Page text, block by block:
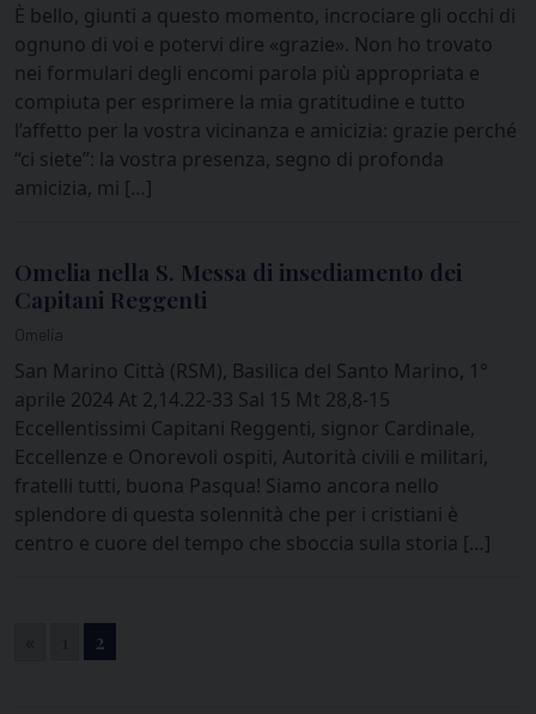
È bello, giunti a questo momento, incrociare gli occhi di
ognuno di voi e potervi dire «grazie». Non ho trovato
nei formulari degli encomi parola più appropriata e
compiuta per esprimere la mia gratitudine e tutto
l’affetto per la vostra vicinanza e amicizia: grazie perché
“ci siete”: la vostra presenza, segno di profonda
amicizia, mi […]
Omelia nella S. Messa di insediamento dei
Capitani Reggenti
Omelia
San Marino Città (RSM), Basilica del Santo Marino, 1°
aprile 2024 At 2,14.22-33 Sal 15 Mt 28,8-15
Eccellentissimi Capitani Reggenti, signor Cardinale,
Eccellenze e Onorevoli ospiti, Autorità civili e militari,
fratelli tutti, buona Pasqua! Siamo ancora nello
splendore di questa solennità che per i cristiani è
centro e cuore del tempo che sboccia sulla storia […]
2